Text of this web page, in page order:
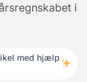
i
med hjælp